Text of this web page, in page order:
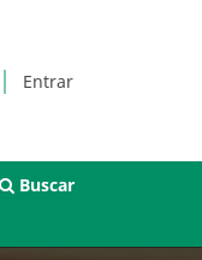
Entrar
Buscar